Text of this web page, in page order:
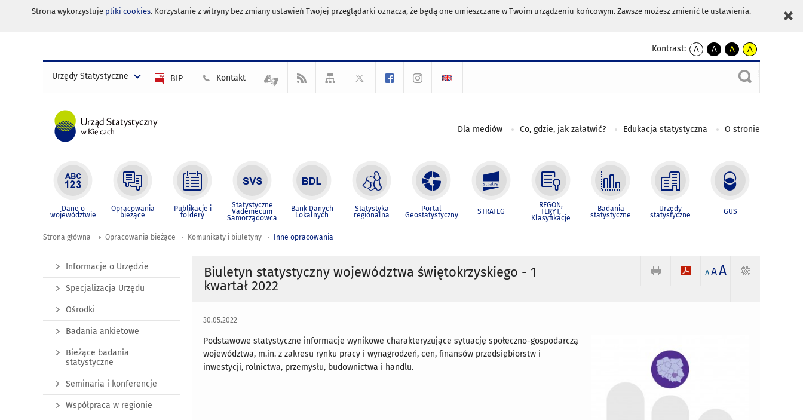
Strona wykorzystuje pliki cookies. Korzystanie z witryny bez zmiany ustawień Twojej przeglądarki oznacza, że będą one umieszczane w Twoim urządzeniu końcowym. Zawsze możesz zmienić te ustawienia.
Kontrast:
A
kontrast
A
kontrast
czarnym
A
kontrast
żółty
tekst
czarnym
A
kontrast
czarny
tekst
żółtym
Urzędy Statystyczne BIP Kontakt
Dla mediów Co, gdzie, jak załatwić? Edukacja statystyczna O stronie
Dane o
województwie
Opracowania
bieżące
Publikacje i
foldery
Statystyczne
Vademecum
Samorządowca
Bank Danych
Lokalnych
Statystyka
regionalna
Portal
Geostatystyczny STRATEG
REGON,
TERYT,
Klasyfikacje
Badania
statystyczne
Urzędy
statystyczne GUS
Strona główna Opracowania bieżące Komunikaty i biuletyny Inne opracowania
Biuletyn statystyczny województwa świętokrzyskiego - 1
kwartał 2022
A AA
30.05.2022
Podstawowe statystyczne informacje wynikowe charakteryzujące sytuację społeczno-gospodarczą
województwa, m.in. z zakresu rynku pracy i wynagrodzeń, cen, finansów przedsiębiorstw i
inwestycji, rolnictwa, przemysłu, budownictwa i handlu.
Informacje o Urzędzie
Specjalizacja Urzędu
Ośrodki
Badania ankietowe
Bieżące badania
statystyczne
Seminaria i konferencje
Współpraca w regionie